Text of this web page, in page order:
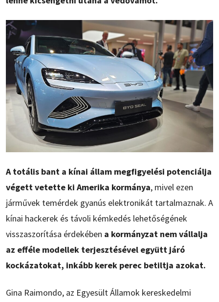
A totális bant a kínai állam megfigyelési potenciálja
végett vetette ki Amerika kormánya, mivel ezen
járművek temérdek gyanús elektronikát tartalmaznak. A
kínai hackerek és távoli kémkedés lehetőségének
visszaszorítása érdekében a kormányzat nem vállalja
az efféle modellek terjesztésével együtt járó
kockázatokat, inkább kerek perec betiltja azokat.
Gina Raimondo, az Egyesült Államok kereskedelmi